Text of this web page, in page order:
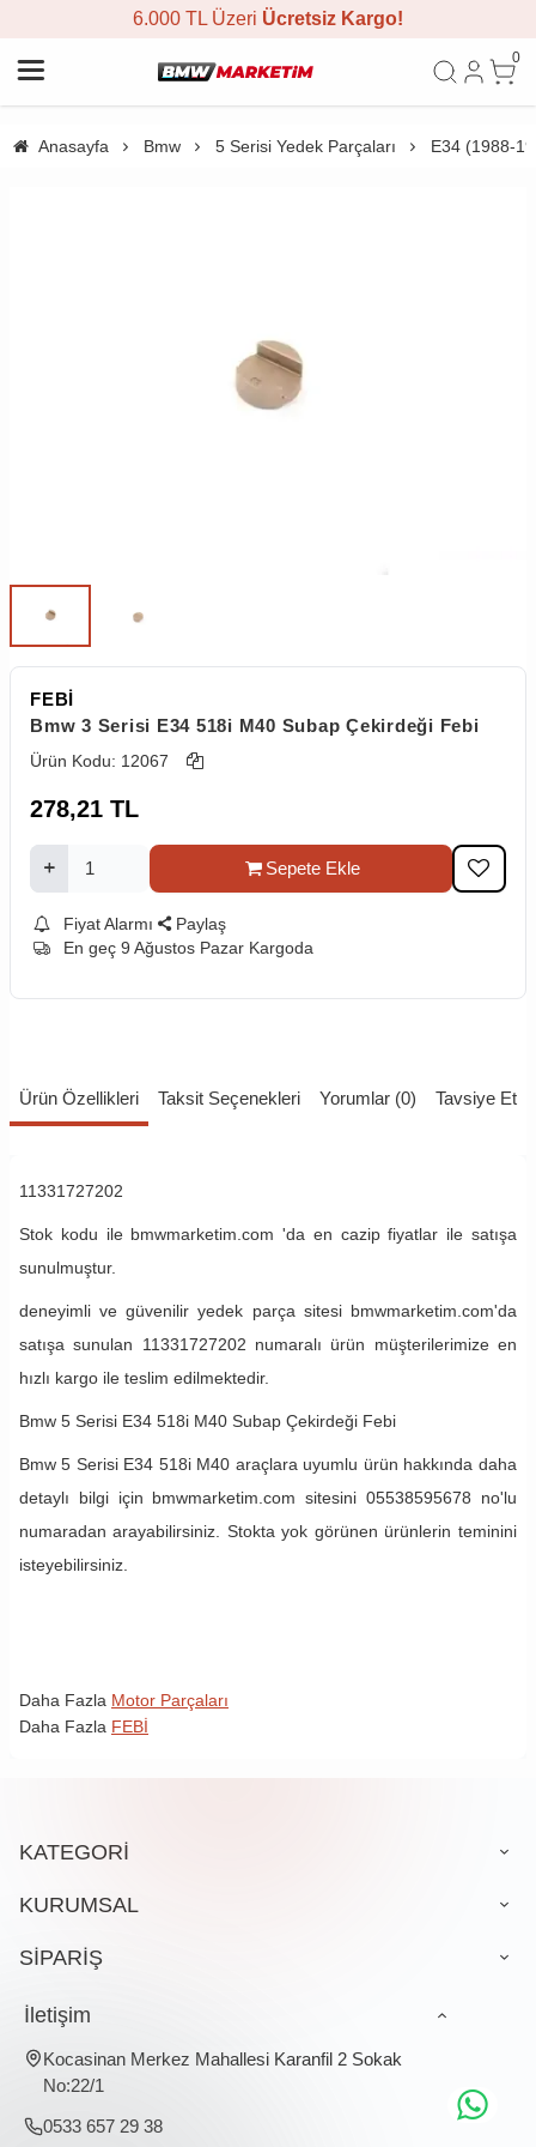
6.000 TL Üzeri Ücretsiz Kargo!
0
Anasayfa Bmw 5 Serisi Yedek Parçaları E34 (1988-
FEBİ
Bmw 3 Serisi E34 518i M40 Subap Çekirdeği Febi
Ürün Kodu: 12067
278,21 TL
Sepete Ekle
Fiyat Alarmı
Paylaş
En geç 9 Ağustos Pazar Kargoda
Ürün Özellikleri Taksit Seçenekleri Yorumlar (0) Tavsiye Et
11331727202
Stok kodu ile bmwmarketim.com 'da en cazip fiyatlar ile satışa
sunulmuştur.
deneyimli ve güvenilir yedek parça sitesi bmwmarketim.com'da
satışa sunulan 11331727202 numaralı ürün müşterilerimize en
hızlı kargo ile teslim edilmektedir.
Bmw 5 Serisi E34 518i M40 Subap Çekirdeği Febi
Bmw 5 Serisi E34 518i M40 araçlara uyumlu ürün hakkında daha
detaylı bilgi için bmwmarketim.com sitesini 05538595678 no'lu
numaradan arayabilirsiniz. Stokta yok görünen ürünlerin teminini
isteyebilirsiniz.
Daha Fazla Motor Parçaları
Daha Fazla FEBİ
KATEGORİ
KURUMSAL
SİPARİŞ
İletişim
Kocasinan Merkez Mahallesi Karanfil 2 Sokak
No:22/1
0533 657 29 38